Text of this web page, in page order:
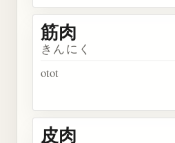
筋肉
きんにく
otot
皮肉